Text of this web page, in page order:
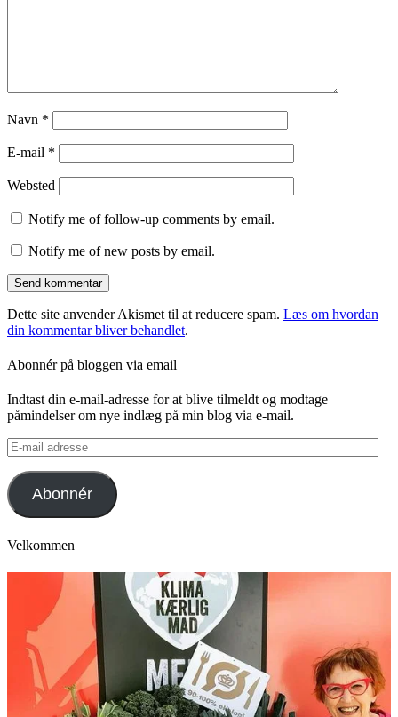
Navn *
E-mail *
Websted
Notify me of follow-up comments by email.
Notify me of new posts by email.
Dette site anvender Akismet til at reducere spam. Læs om hvordan
din kommentar bliver behandlet.
Abonnér på bloggen via email
Indtast din e-mail-adresse for at blive tilmeldt og modtage
påmindelser om nye indlæg på min blog via e-mail.
E-
mail
adresse
Abonnér
Velkommen